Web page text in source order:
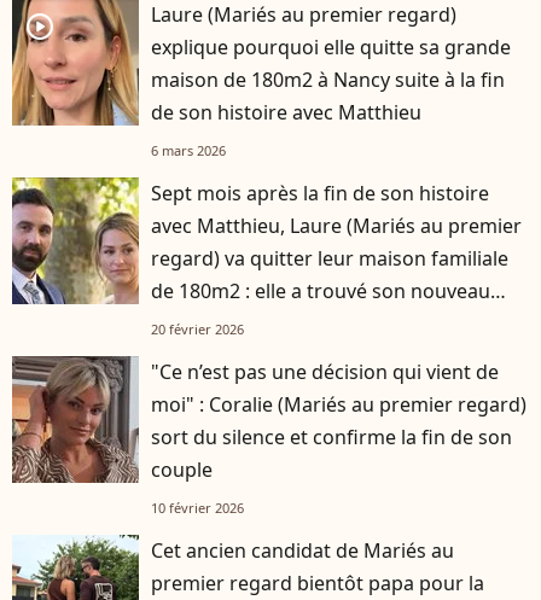
player2
Laure (Mariés au premier regard)
explique pourquoi elle quitte sa grande
maison de 180m2 à Nancy suite à la fin
de son histoire avec Matthieu
6 mars 2026
Sept mois après la fin de son histoire
avec Matthieu, Laure (Mariés au premier
regard) va quitter leur maison familiale
de 180m2 : elle a trouvé son nouveau
logement
20 février 2026
"Ce n’est pas une décision qui vient de
moi" : Coralie (Mariés au premier regard)
sort du silence et confirme la fin de son
couple
10 février 2026
Cet ancien candidat de Mariés au
premier regard bientôt papa pour la